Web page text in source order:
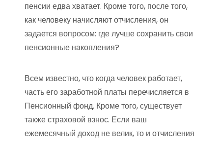
пенсии едва хватает. Кроме того, после того,
как человеку начисляют отчисления, он
задается вопросом: где лучше сохранить свои
пенсионные накопления?
Всем известно, что когда человек работает,
часть его заработной платы перечисляется в
Пенсионный фонд. Кроме того, существует
также страховой взнос. Если ваш
ежемесячный доход не велик, то и отчисления